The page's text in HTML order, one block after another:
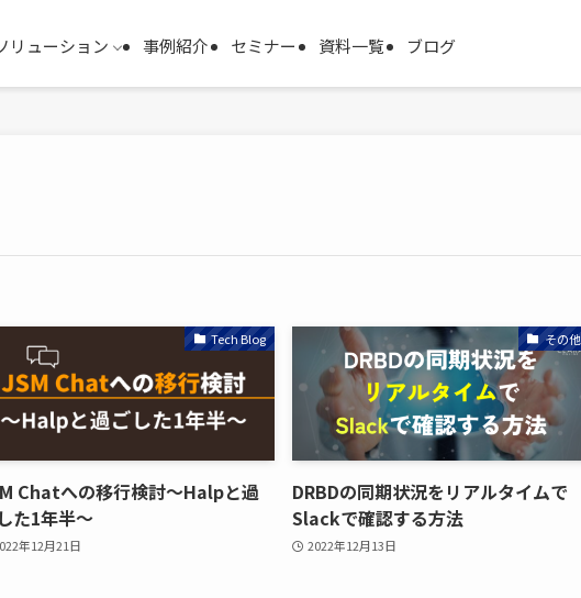
リューション 事例紹介 セミナー 資料一覧 ブログ
Tech Blog
Chatへの移行検討～Halpと過
た1年半～
年12月21日
その他
DRBDの同期状況をリアルタイムで
Slackで確認する方法
2022年12月13日